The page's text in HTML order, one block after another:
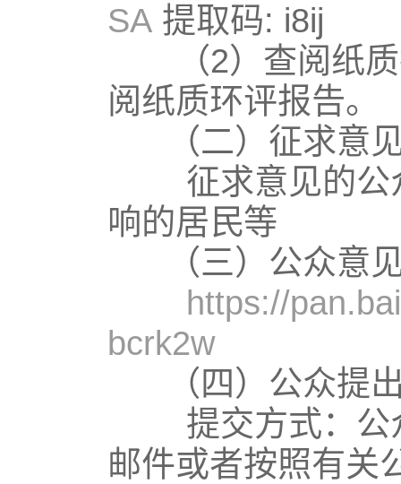
SA 提取码: i8ij
（2）查阅纸质
阅纸质环评报告。
（二）征求意
征求意见的公众
响的居民等
（三）公众意
https://
bcrk2w
（四）公众提
提交方式：公众
邮件或者按照有关